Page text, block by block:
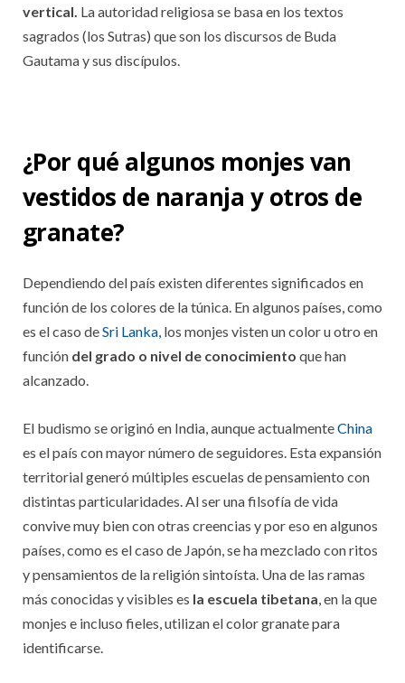
vertical. La autoridad religiosa se basa en los textos
sagrados (los Sutras) que son los discursos de Buda
Gautama y sus discípulos.
¿Por qué algunos monjes van
vestidos de naranja y otros de
granate?
Dependiendo del país existen diferentes significados en
función de los colores de la túnica. En algunos países, como
es el caso deSri Lanka, los monjes visten un color u otro en
función del grado o nivel de conocimiento que han
alcanzado.
El budismo se originó en India, aunque actualmenteChina
es el país con mayor número de seguidores. Esta expansión
territorial generó múltiples escuelas de pensamiento con
distintas particularidades. Al ser una filsofía de vida
convive muy bien con otras creencias y por eso en algunos
países, como es el caso de Japón, se ha mezclado con ritos
y pensamientos de la religión sintoísta. Una de las ramas
más conocidas y visibles es la escuela tibetana, en la que
monjes e incluso fieles, utilizan el color granate para
identificarse.